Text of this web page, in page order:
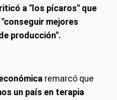
a "los pícaros" que
mejores
producción".
remarcó que
un país en terapia